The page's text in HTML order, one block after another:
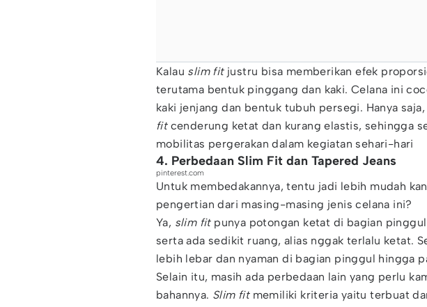
Kalau slim fit justru bisa memberikan efek
terutama bentuk pinggang dan kaki. Celana ini
kaki jenjang dan bentuk tubuh persegi. Hanya saja,
fit cenderung ketat dan kurang elastis, sehingga
mobilitas pergerakan dalam kegiatan sehari-hari
4. Perbedaan Slim Fit dan Tapered Jeans
pinterest.com
Untuk membedakannya, tentu jadi lebih mudah
pengertian dari masing-masing jenis celana ini?
Ya, slim fitpunya potongan ketat di bagian
serta ada sedikit ruang, alias nggak terlalu ketat.
lebih lebar dan nyaman di bagian pinggul hingga
Selain itu, masih ada perbedaan lain yang perlu
bahannya. Slim fitmemiliki kriteria yaitu terbuat